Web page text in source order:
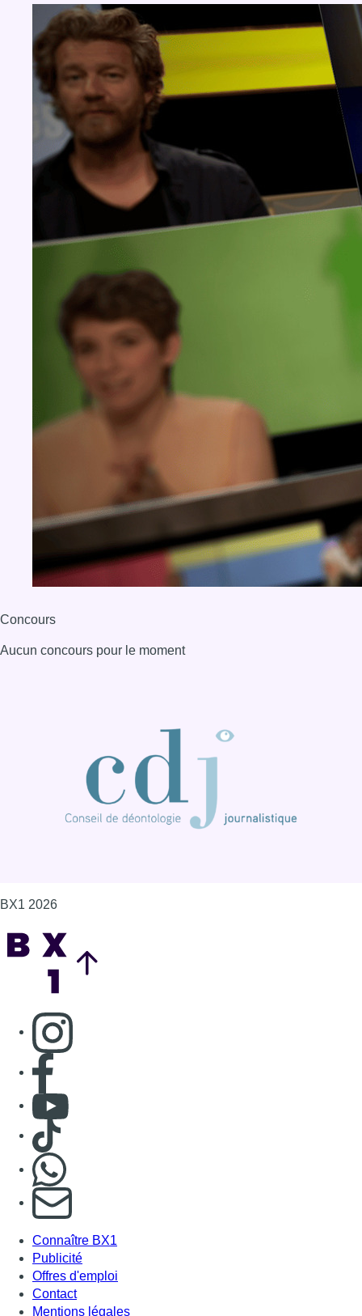
Aucun concours pour le moment
Consulter page Instagram
S'abonner à notre newsletter
Connaître BX1
Publicité
Offres d'emploi
Contact
Mentions légales
Politique de cookies (UE)
Gérer les cookies